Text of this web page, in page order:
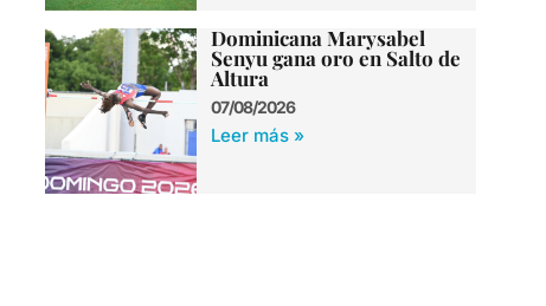
Dominicana Marysabel
Senyu gana oro en Salto de
Altura
07/08/2026
Leer más »